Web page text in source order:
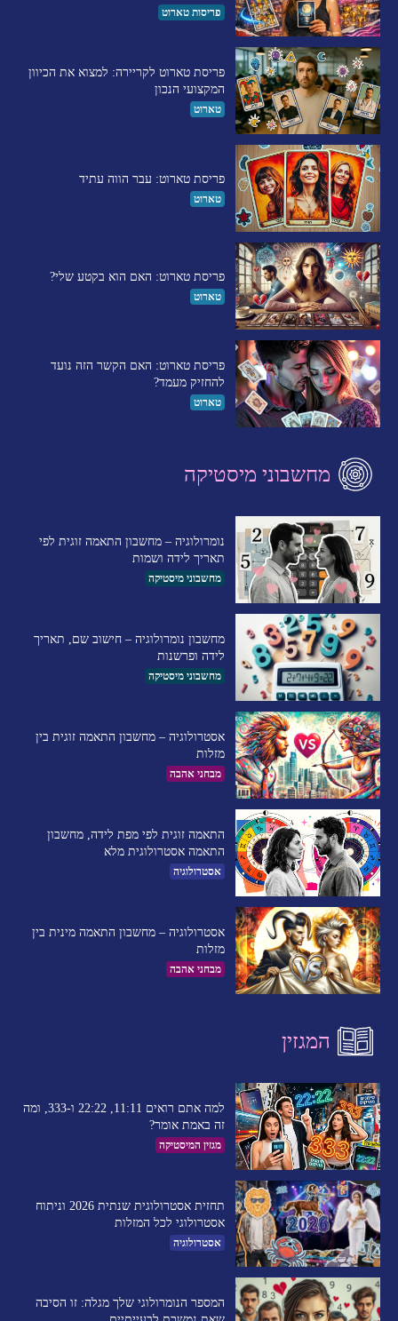
פריסות טארוט
פריסת טארוט לקריירה: למצוא את הכיוון
המקצועי הנכון
טארוט
פריסת טארוט: עבר הווה עתיד
טארוט
פריסת טארוט: האם הוא בקטע שלי?
טארוט
פריסת טארוט: האם הקשר הזה נועד
להחזיק מעמד?
טארוט
מחשבוני מיסטיקה
נומרולוגיה – מחשבון התאמה זוגית לפי
תאריך לידה ושמות
מחשבוני מיסטיקה
מחשבון נומרולוגיה – חישוב שם, תאריך
לידה ופרשנות
מחשבוני מיסטיקה
אסטרולוגיה – מחשבון התאמה זוגית בין
מזלות
מבחני אהבה
התאמה זוגית לפי מפת לידה, מחשבון
התאמה אסטרולוגית מלא
אסטרולוגיה
אסטרולוגיה – מחשבון התאמה מינית בין
מזלות
מבחני אהבה
המגזין
למה אתם רואים 11:11, 22:22 ו-333, ומה
זה באמת אומר?
מגזין המיסטיקה
תחזית אסטרולוגית שנתית 2026 וניתוח
אסטרולוגי לכל המזלות
אסטרולוגיה
המספר הנומרולוגי שלך מגלה: זו הסיבה